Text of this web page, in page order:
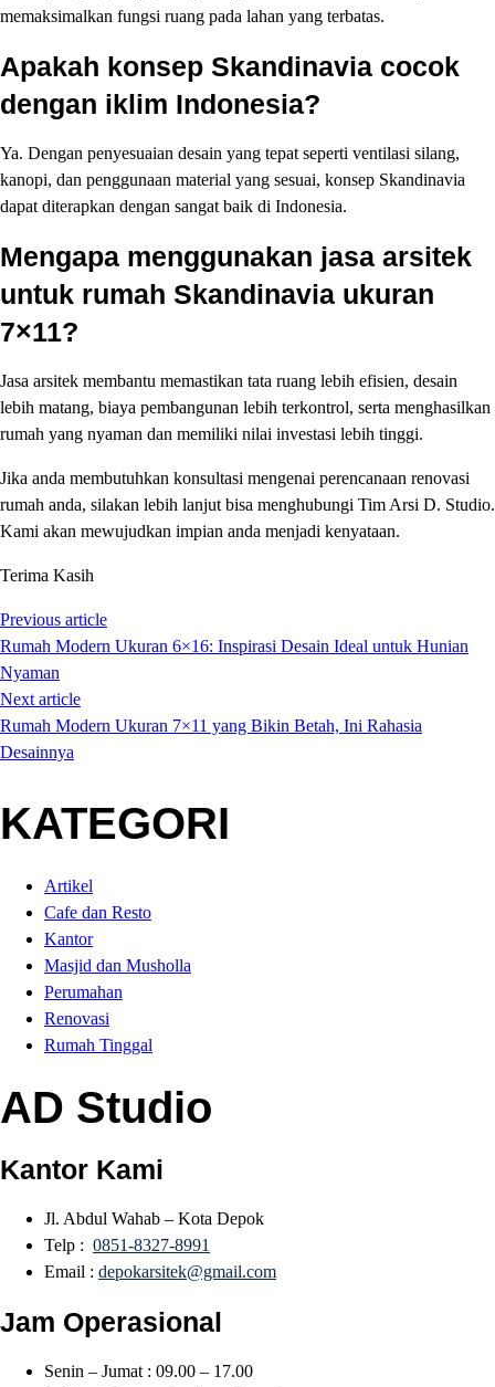
memaksimalkan fungsi ruang pada lahan yang terbatas.
Apakah konsep Skandinavia cocok
dengan iklim Indonesia?
Ya. Dengan penyesuaian desain yang tepat seperti ventilasi silang,
kanopi, dan penggunaan material yang sesuai, konsep Skandinavia
dapat diterapkan dengan sangat baik di Indonesia.
Mengapa menggunakan jasa arsitek
untuk rumah Skandinavia ukuran
7×11?
Jasa arsitek membantu memastikan tata ruang lebih efisien, desain
lebih matang, biaya pembangunan lebih terkontrol, serta menghasilkan
rumah yang nyaman dan memiliki nilai investasi lebih tinggi.
Jika anda membutuhkan konsultasi mengenai perencanaan renovasi
rumah anda, silakan lebih lanjut bisa menghubungi Tim Arsi D. Studio.
Kami akan mewujudkan impian anda menjadi kenyataan.
Terima Kasih
Previous article
Rumah Modern Ukuran 6×16: Inspirasi Desain Ideal untuk Hunian
Nyaman
Next article
Rumah Modern Ukuran 7×11 yang Bikin Betah, Ini Rahasia
Desainnya
KATEGORI
Artikel
Cafe dan Resto
Kantor
Masjid dan Musholla
Perumahan
Renovasi
Rumah Tinggal
AD Studio
Kantor Kami
Jl. Abdul Wahab – Kota Depok
Telp : 0851-8327-8991
Email : depokarsitek@gmail.com
Jam Operasional
Senin – Jumat : 09.00 – 17.00